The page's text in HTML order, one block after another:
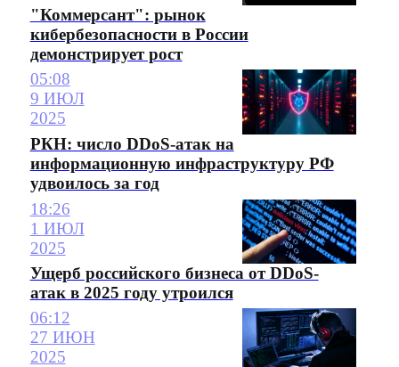
"Коммерсант": рынок
кибербезопасности в России
демонстрирует рост
05:08
9 ИЮЛ
2025
РКН: число DDoS-атак на
информационную инфраструктуру РФ
удвоилось за год
18:26
1 ИЮЛ
2025
Ущерб российского бизнеса от DDoS-
атак в 2025 году утроился
06:12
27 ИЮН
2025